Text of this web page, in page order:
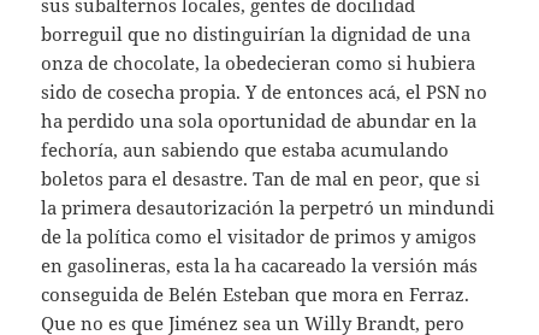
borreguil que no distinguirían la dignidad de una
onza de chocolate, la obedecieran como si hubiera
sido de cosecha propia. Y de entonces acá, el PSN no
ha perdido una sola oportunidad de abundar en la
fechoría, aun sabiendo que estaba acumulando
boletos para el desastre. Tan de mal en peor, que si
la primera desautorización la perpetró un mindundi
de la política como el visitador de primos y amigos
en gasolineras, esta la ha cacareado la versión más
conseguida de Belén Esteban que mora en Ferraz.
Que no es que Jiménez sea un Willy Brandt, pero